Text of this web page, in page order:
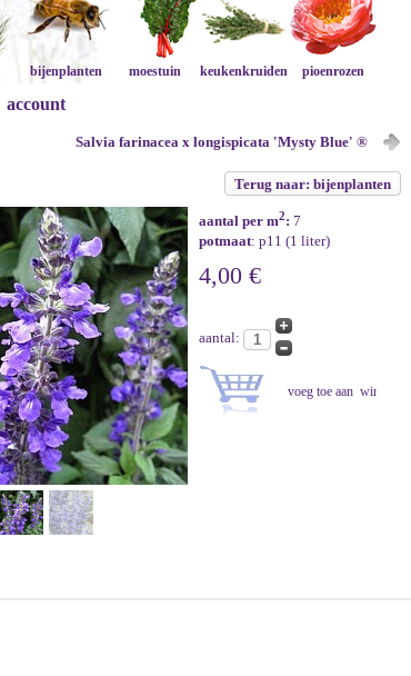
bijenplanten moestuin keukenkruiden pioenrozen
account
Salvia farinacea x longispicata 'Mysty Blue' ®
Terug naar: bijenplanten
aantal per m2: 7
potmaat: p11 (1 liter)
4,00 €
aantal: